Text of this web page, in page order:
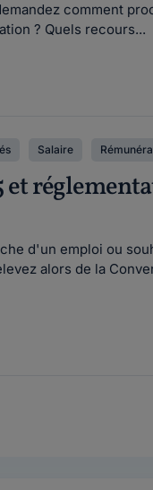
comment
? Quels recours...
Salaire
et
d'un emploi ou
alors de la